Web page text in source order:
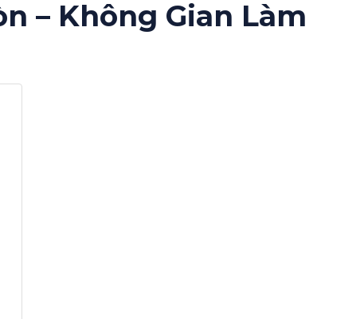
– Không Gian Làm